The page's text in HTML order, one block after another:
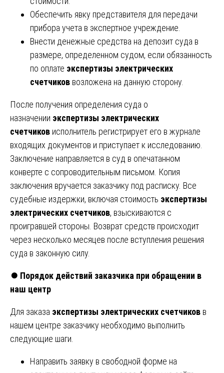
Обеспечить явку представителя для передачи
прибора учета в экспертное учреждение.
Внести денежные средства на депозит суда в
размере, определенном судом, если обязанность
по оплате экспертизы электрических
счетчиков возложена на данную сторону.
После получения определения суда о
назначении экспертизы электрических
счетчиков исполнитель регистрирует его в журнале
входящих документов и приступает к исследованию.
Заключение направляется в суд в опечатанном
конверте с сопроводительным письмом. Копия
заключения вручается заказчику под расписку. Все
судебные издержки, включая стоимость экспертизы
электрических счетчиков, взыскиваются с
проигравшей стороны. Возврат средств происходит
через несколько месяцев после вступления решения
суда в законную силу.
⏺️ Порядок действий заказчика при обращении в
наш центр
Для заказа экспертизы электрических счетчиков в
нашем центре заказчику необходимо выполнить
следующие шаги.
Направить заявку в свободной форме на